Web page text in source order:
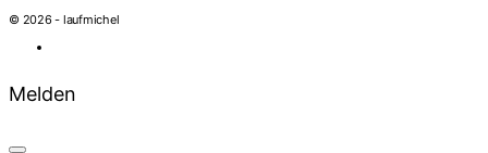
© 2026 - laufmichel
Melden